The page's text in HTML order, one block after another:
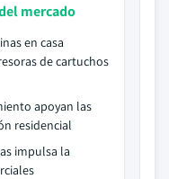
mercado
en casa
de cartuchos
apoyan las
residencial
impulsa la